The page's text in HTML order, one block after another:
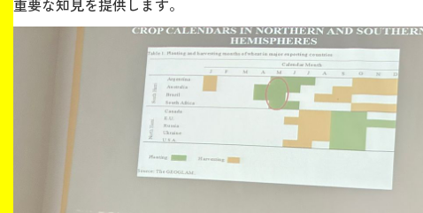
重要な知見を提供します。